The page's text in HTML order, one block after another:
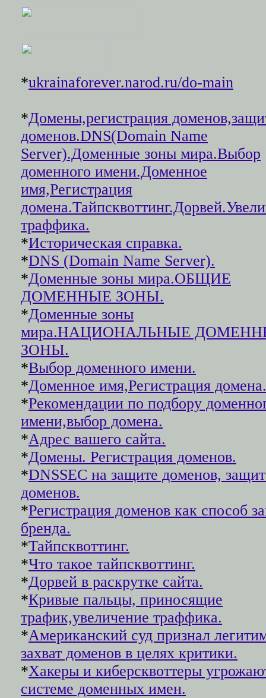
*ukrainaforever.narod.ru/do-main
*Домены,регистрация
доменов.DNS(Domain Name
Server).Доменные зоны мира.Выбор
доменного имени.Доменное
имя,Регистрация
траффика.
*Историческая справка.
*DNS (Domain Name Server).
*Доменные зоны мира.ОБЩИЕ
ДОМЕННЫЕ ЗОНЫ.
*Доменные зоны
мира.НАЦИОНАЛЬНЫЕ
ЗОНЫ.
*Выбор доменного имени.
*Доменное имя,Регистрация домена.
*Рекомендации по подбору
имени,выбор домена.
*Адрес вашего сайта.
*Домены. Регистрация доменов.
*DNSSEC на защите доменов,
доменов.
*Регистрация доменов как способ
бренда.
*Тайпсквоттинг.
*Что такое тайпсквоттинг.
*Дорвей в раскрутке сайта.
*Кривые пальцы, приносящие
трафик,увеличение траффика.
*Американский суд признал
захват доменов в целях критики.
*Хакеры и киберсквоттеры
системе доменных имен.